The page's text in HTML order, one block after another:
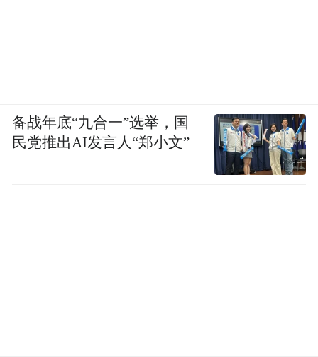
备战年底“九合一”选举，国
民党推出AI发言人“郑小文”